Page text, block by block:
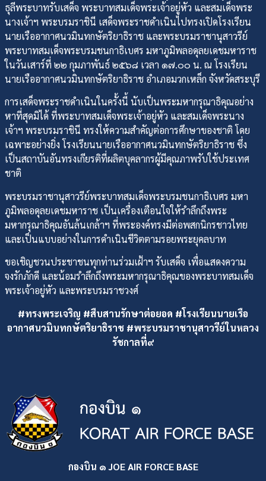
ธุลีพระบาทรับเสด็จ พระบาทสมเด็จพระเจ้าอยู่หัว และสมเด็จพระ
นางเจ้าฯ พระบรมราชินี เสด็จพระราชดำเนินไปทรงเปิดโรงเรียน
นายเรืออากาศนวมินทกษัตริยาธิราช และพระบรมราชานุสาวรีย์
พระบาทสมเด็จพระบรมชนกาธิเบศร มหาภูมิพลอดุลยเดชมหาราช
ในวันเสาร์ที่ ๒๒ กุมภาพันธ์ ๒๕๖๘ เวลา ๑๗.๐๐ น. ณ โรงเรียน
นายเรืออากาศนวมินทกษัตริยาธิราช อำเภอมวกเหล็ก จังหวัดสระบุรี
การเสด็จพระราชดำเนินในครั้งนี้ นับเป็นพระมหากรุณาธิคุณอย่าง
หาที่สุดมิได้ ที่พระบาทสมเด็จพระเจ้าอยู่หัว และสมเด็จพระนาง
เจ้าฯ พระบรมราชินี ทรงให้ความสำคัญต่อการศึกษาของชาติ โดย
เฉพาะอย่างยิ่ง โรงเรียนนายเรืออากาศนวมินทกษัตริยาธิราช ซึ่ง
เป็นสถาบันอันทรงเกียรติที่ผลิตบุคลากรผู้มีคุณภาพรับใช้ประเทศ
ชาติ
พระบรมราชานุสาวรีย์พระบาทสมเด็จพระบรมชนกาธิเบศร มหา
ภูมิพลอดุลยเดชมหาราช เป็นเครื่องเตือนใจให้รำลึกถึงพระ
มหากรุณาธิคุณอันล้นเกล้าฯ ที่พระองค์ทรงมีต่อพสกนิกรชาวไทย
และเป็นแบบอย่างในการดำเนินชีวิตตามรอยพระยุคลบาท
ขอเชิญชวนประชาชนทุกท่านร่วมเฝ้าฯ รับเสด็จ เพื่อแสดงความ
จงรักภักดี และน้อมรำลึกถึงพระมหากรุณาธิคุณของพระบาทสมเด็จ
พระเจ้าอยู่หัว และพระบรมราชวงศ์
#ทรงพระเจริญ #สืบสานรักษาต่อยอด #โรงเรียนนายเรือ
อากาศนวมินทกษัตริยาธิราช #พระบรมราชานุสาวรีย์ในหลวง
รัชกาลที่๙
กองบิน ๑ JOE AIR FORCE BASE